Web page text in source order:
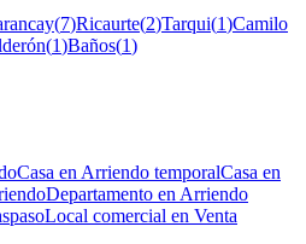
(7)Ricaurte(2)Tarqui(1)Camilo
(1)Baños(1)
Casa en Arriendo temporalCasa en
Departamento en Arriendo
Local comercial en Venta